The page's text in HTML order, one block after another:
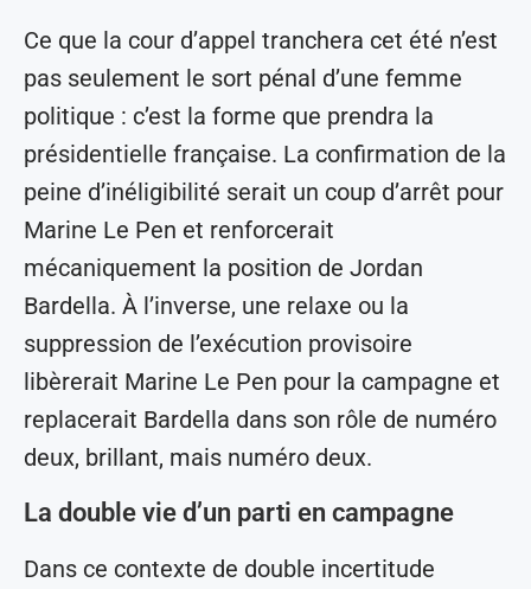
Ce que la cour d’appel tranchera cet été n’est
pas seulement le sort pénal d’une femme
politique : c’est la forme que prendra la
présidentielle française. La confirmation de la
peine d’inéligibilité serait un coup d’arrêt pour
Marine Le Pen et renforcerait
mécaniquement la position de Jordan
Bardella. À l’inverse, une relaxe ou la
suppression de l’exécution provisoire
libèrerait Marine Le Pen pour la campagne et
replacerait Bardella dans son rôle de numéro
deux, brillant, mais numéro deux.
La double vie d’un parti en campagne
Dans ce contexte de double incertitude